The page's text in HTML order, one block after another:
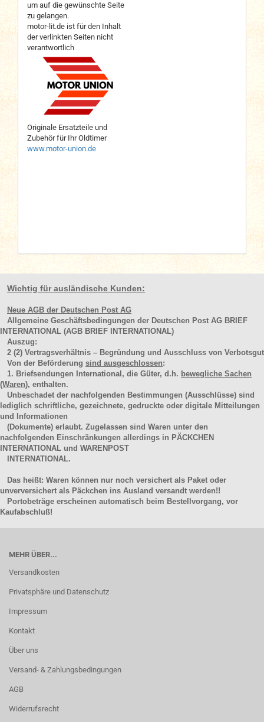
um auf die gewünschte Seite
zu gelangen.
motor-lit.de ist für den Inhalt
der verlinkten Seiten nicht
verantwortlich
Originale Ersatzteile und
Zubehör für Ihr Oldtimer
www.motor-union.de
Wichtig für ausländische Kunden:
Neue AGB der Deutschen Post AG
Allgemeine Geschäftsbedingungen der Deutschen Post AG BRIEF
INTERNATIONAL (AGB BRIEF INTERNATIONAL)
Auszug:
2 (2) Vertragsverhältnis – Begründung und Ausschluss von Verbotsgut
Von der Beförderung sind ausgeschlossen:
1. Briefsendungen International, die Güter, d.h. bewegliche Sachen
(Waren), enthalten.
Unbeschadet der nachfolgenden Bestimmungen (Ausschlüsse) sind
lediglich schriftliche, gezeichnete, gedruckte oder digitale Mitteilungen
und Informationen
(Dokumente) erlaubt. Zugelassen sind Waren unter den
nachfolgenden Einschränkungen allerdings in PÄCKCHEN
INTERNATIONAL und WARENPOST
INTERNATIONAL.
Das heißt: Waren können nur noch versichert als Paket oder
unverversichert als Päckchen ins Ausland versandt werden!!
Portobeträge erscheinen automatisch beim Bestellvorgang, vor
Kaufabschluß!
MEHR ÜBER...
Versandkosten
Privatsphäre und Datenschutz
Impressum
Kontakt
Über uns
Versand- & Zahlungsbedingungen
AGB
Widerrufsrecht